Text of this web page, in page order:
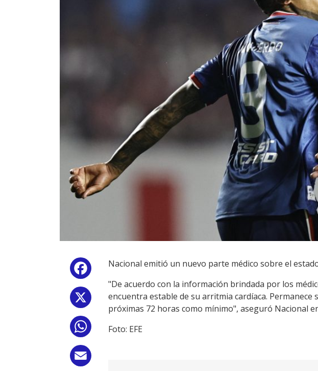
Facebook
WhatsApp
Nacional emitió un nuevo parte médico sobre el
"De acuerdo con la información brindada por los
encuentra estable de su arritmia cardíaca.
próximas 72 horas como mínimo", aseguró Nacional
Foto: EFE